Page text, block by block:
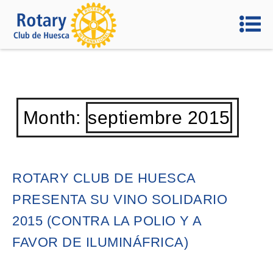
Month: septiembre 2015
ROTARY CLUB DE HUESCA
PRESENTA SU VINO SOLIDARIO
2015 (CONTRA LA POLIO Y A
FAVOR DE ILUMINÁFRICA)